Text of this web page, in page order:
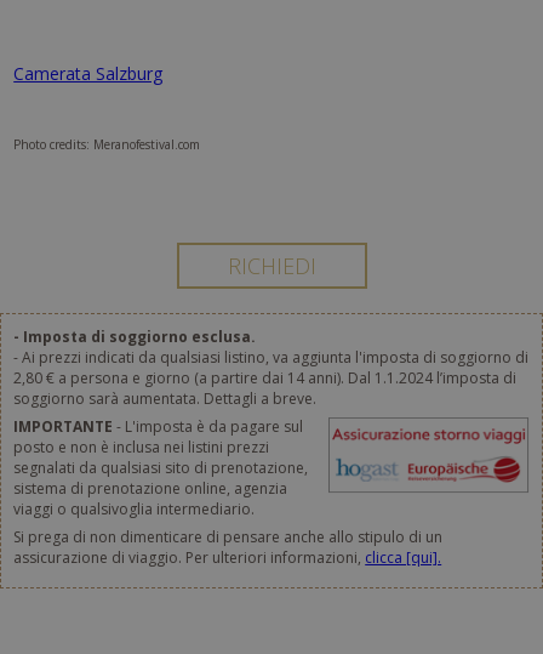
Camerata Salzburg
Photo credits: Meranofestival.com
- Imposta di soggiorno esclusa.
- Ai prezzi indicati da qualsiasi listino, va aggiunta l'imposta di soggiorno di
2,80 € a persona e giorno (a partire dai 14 anni). Dal 1.1.2024 l’imposta di
soggiorno sarà aumentata. Dettagli a breve.
IMPORTANTE - L'imposta è da pagare sul
posto e non è inclusa nei listini prezzi
segnalati da qualsiasi sito di prenotazione,
sistema di prenotazione online, agenzia
viaggi o qualsivoglia intermediario.
Si prega di non dimenticare di pensare anche allo stipulo di un
assicurazione di viaggio. Per ulteriori informazioni, clicca [qui].